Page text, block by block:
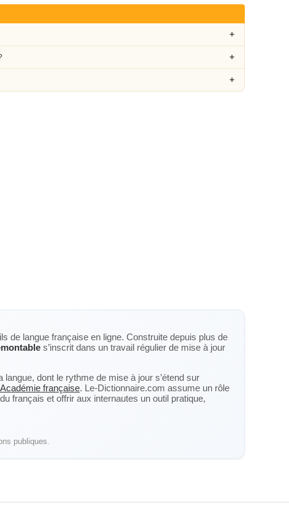
de langue française en ligne. Construite depuis plus de
s’inscrit dans un travail régulier de mise à jour
dont le rythme de mise à jour s’étend sur
française. Le-Dictionnaire.com assume un rôle
français et offrir aux internautes un outil pratique,
publiques.